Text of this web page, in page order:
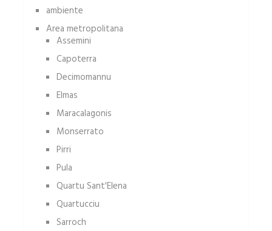
ambiente
Area metropolitana
Assemini
Capoterra
Decimomannu
Elmas
Maracalagonis
Monserrato
Pirri
Pula
Quartu Sant'Elena
Quartucciu
Sarroch